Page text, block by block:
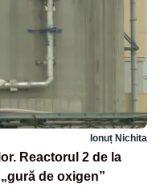
Ionuț Nichita
Reactorul 2 de la
de oxigen”